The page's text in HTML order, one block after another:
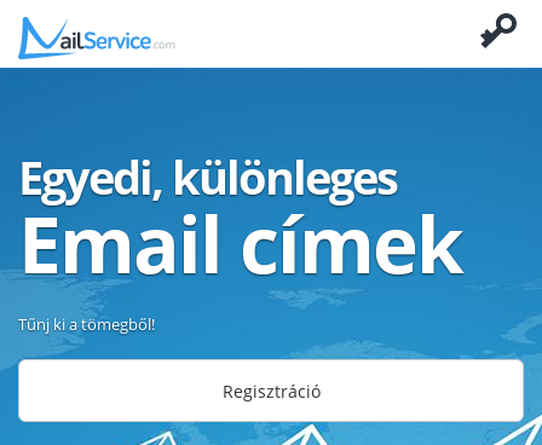
Egyedi, különleges
Email címek
Tűnj ki a tömegből!
Regisztráció